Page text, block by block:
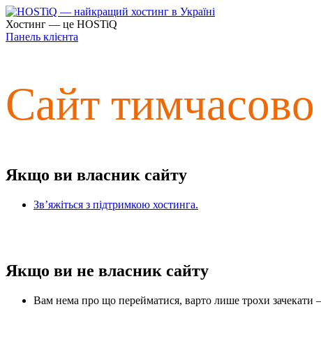
Хостинг — це HOSTiQ
Панель клієнта
Сайт
Якщо ви власник сайту
Зв’яжіться з підтримкою хостинга.
Якщо ви не власник сайту
Вам нема про що перейматися, варто лише трохи зачекати